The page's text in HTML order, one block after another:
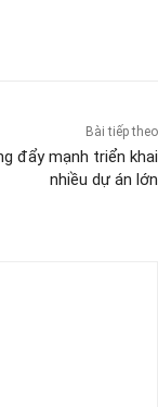
Bài tiếp theo
đẩy mạnh triển khai
nhiều dự án lớn